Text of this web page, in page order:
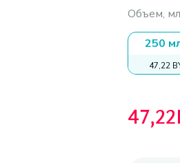
Объем, мл
250
47,22
47,22